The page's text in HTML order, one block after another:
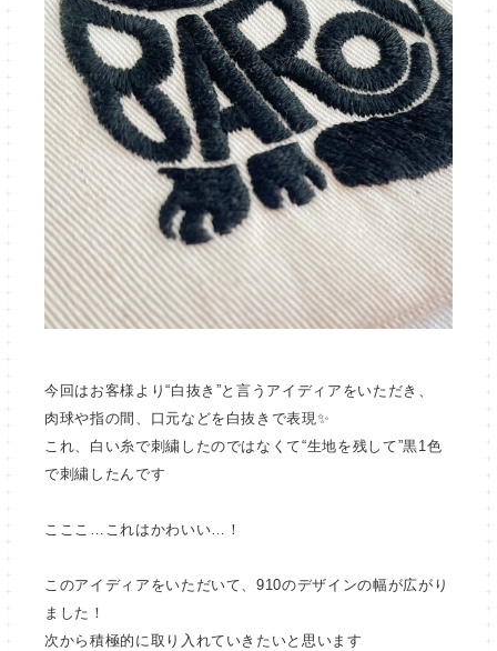
今回はお客様より“白抜き”と言うアイディアをいただき、
肉球や指の間、口元などを白抜きで表現✨
これ、白い糸で刺繍したのではなくて“生地を残して”黒1色
で刺繍したんです
こここ…これはかわいい…！
このアイディアをいただいて、910のデザインの幅が広がり
ました！
次から積極的に取り入れていきたいと思います